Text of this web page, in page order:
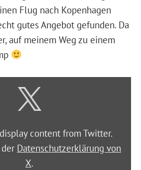
Flug nach Kopenhagen
gutes Angebot gefunden. Da
auf meinem Weg zu einem
content from Twitter.
Datenschutzerklärung von
X.